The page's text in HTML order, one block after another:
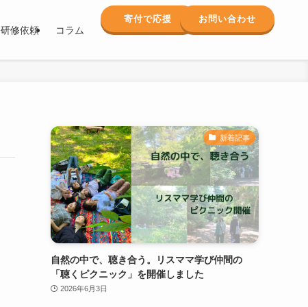
研修依頼 コラム
寄付で応援 お問い合わせ
新着記事
自然の中で、聴き合う。リスママ学び仲間の
「聴くピクニック」を開催しました
2026年6月3日